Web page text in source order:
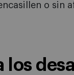
o sin
los